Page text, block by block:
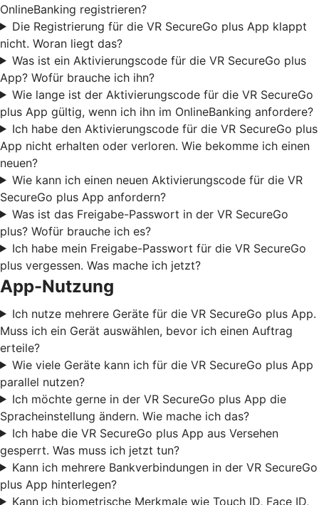
OnlineBanking registrieren?
Die Registrierung für die VR SecureGo plus App klappt
nicht. Woran liegt das?
Was ist ein Aktivierungscode für die VR SecureGo plus
App? Wofür brauche ich ihn?
Wie lange ist der Aktivierungscode für die VR SecureGo
plus App gültig, wenn ich ihn im OnlineBanking anfordere?
Ich habe den Aktivierungscode für die VR SecureGo plus
App nicht erhalten oder verloren. Wie bekomme ich einen
neuen?
Wie kann ich einen neuen Aktivierungscode für die VR
SecureGo plus App anfordern?
Was ist das Freigabe-Passwort in der VR SecureGo
plus? Wofür brauche ich es?
Ich habe mein Freigabe-Passwort für die VR SecureGo
plus vergessen. Was mache ich jetzt?
App-Nutzung
Ich nutze mehrere Geräte für die VR SecureGo plus App.
Muss ich ein Gerät auswählen, bevor ich einen Auftrag
erteile?
Wie viele Geräte kann ich für die VR SecureGo plus App
parallel nutzen?
Ich möchte gerne in der VR SecureGo plus App die
Spracheinstellung ändern. Wie mache ich das?
Ich habe die VR SecureGo plus App aus Versehen
gesperrt. Was muss ich jetzt tun?
Kann ich mehrere Bankverbindungen in der VR SecureGo
plus App hinterlegen?
Kann ich biometrische Merkmale wie Touch ID, Face ID,